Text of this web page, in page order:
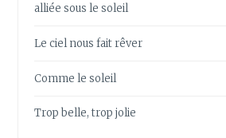
alliée sous le soleil
Le ciel nous fait rêver
Comme le soleil
Trop belle, trop jolie